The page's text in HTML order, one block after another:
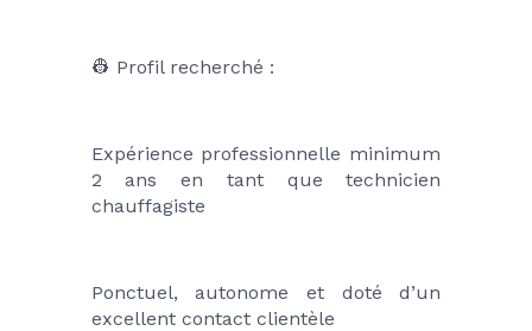
👷 Profil recherché :
Expérience professionnelle minimum
2 ans en tant que technicien
chauffagiste
Ponctuel, autonome et doté d’un
excellent contact clientèle